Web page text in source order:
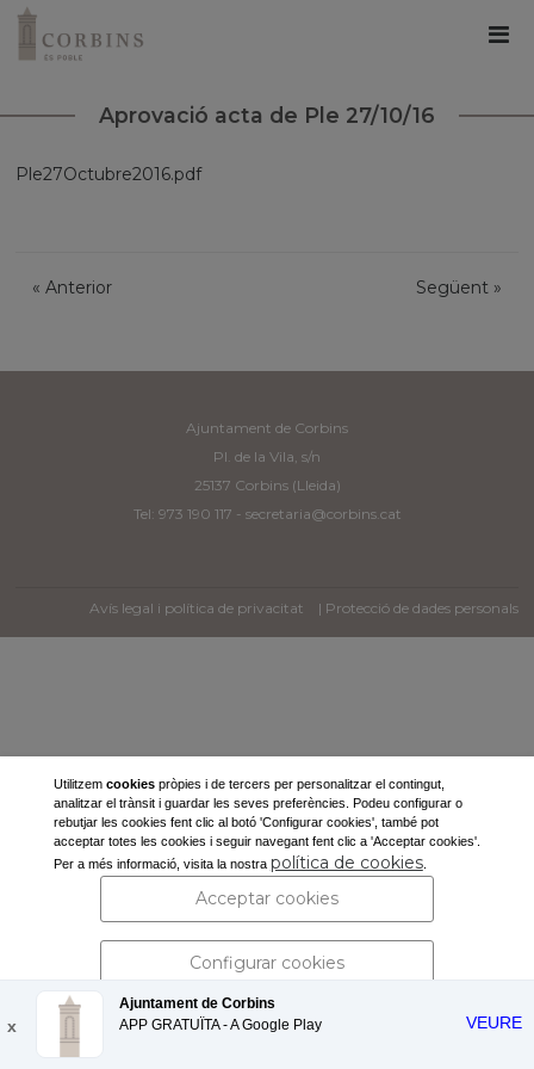
Aprovació acta de Ple 27/10/16
Ple27Octubre2016.pdf
«Anterior Següent »
Ajuntament de Corbins
Pl. de la Vila, s/n
25137 Corbins (Lleida)
Tel: 973 190 117 - secretaria@corbins.cat
Avís legal i política de privacitat | Protecció de dades personals
Utilitzem cookiespròpies i de tercers per personalitzar el contingut,
analitzar el trànsit i guardar les seves preferències. Podeu configurar o
rebutjar les cookies fent clic al botó 'Configurar cookies', també pot
acceptar totes les cookies i seguir navegant fent clic a 'Acceptar cookies'.
Per a més informació, visita la nostra política de cookies.
Acceptar cookies
Configurar cookies
Rebutjar cookies
x
Ajuntament de Corbins
APP GRATUÏTA - AGoogle Play VEURE